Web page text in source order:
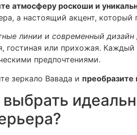
атмосферу роскоши и
а настоящий акцент,
линии и современный дизайн
гостиная или прихожая.
предпочтениями.
зеркало Вавада и преобразите
выбрать